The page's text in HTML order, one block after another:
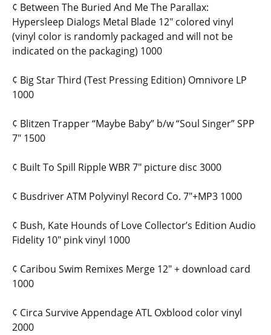
¢ Between The Buried And Me The Parallax:
Hypersleep Dialogs Metal Blade 12″ colored vinyl
(vinyl color is randomly packaged and will not be
indicated on the packaging) 1000
¢ Big Star Third (Test Pressing Edition) Omnivore LP
1000
¢ Blitzen Trapper “Maybe Baby” b/w “Soul Singer” SPP
7″ 1500
¢ Built To Spill Ripple WBR 7″ picture disc 3000
¢ Busdriver ATM Polyvinyl Record Co. 7″+MP3 1000
¢ Bush, Kate Hounds of Love Collector’s Edition Audio
Fidelity 10″ pink vinyl 1000
¢ Caribou Swim Remixes Merge 12″ + download card
1000
¢ Circa Survive Appendage ATL Oxblood color vinyl
2000